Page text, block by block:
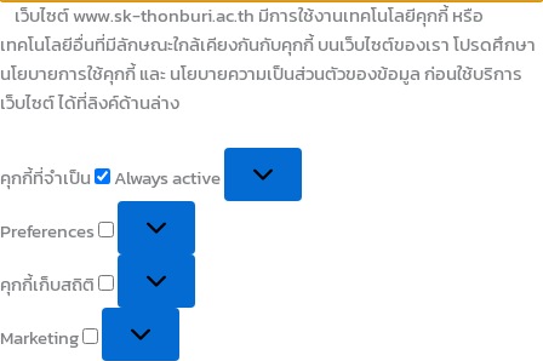
เว็บไซต์ www.sk-thonburi.ac.th มีการใช้งานเทคโนโลยีคุกกี้ หรือ
เทคโนโลยีอื่นที่มีลักษณะใกล้เคียงกันกับคุกกี้ บนเว็บไซต์ของเรา โปรดศึกษา
นโยบายการใช้คุกกี้ และ นโยบายความเป็นส่วนตัวของข้อมูล ก่อนใช้บริการ
เว็บไซต์ ได้ที่ลิงค์ด้านล่าง
คุกกี้ที่จำเป็น
Always active
Preferences
คุกกี้เก็บสถิติ
Marketing